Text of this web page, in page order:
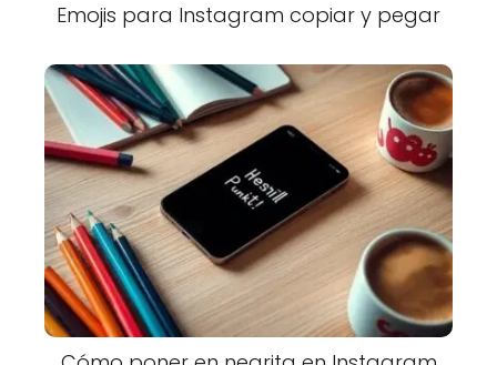
Emojis para Instagram copiar y pegar